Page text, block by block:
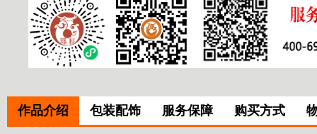
作品介绍 包装配饰 服务保障 购买方式